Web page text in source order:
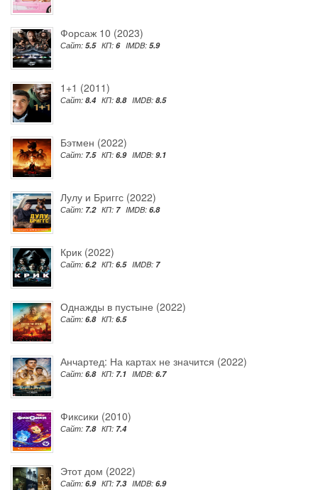
Форсаж 10 (2023)
Сайт: 5.5 КП: 6 IMDB: 5.9
1+1 (2011)
Сайт: 8.4 КП: 8.8 IMDB: 8.5
Бэтмен (2022)
Сайт: 7.5 КП: 6.9 IMDB: 9.1
Лулу и Бриггс (2022)
Сайт: 7.2 КП: 7 IMDB: 6.8
Крик (2022)
Сайт: 6.2 КП: 6.5 IMDB: 7
Однажды в пустыне (2022)
Сайт: 6.8 КП: 6.5
Анчартед: На картах не значится (2022)
Сайт: 6.8 КП: 7.1 IMDB: 6.7
Фиксики (2010)
Сайт: 7.8 КП: 7.4
Этот дом (2022)
Сайт: 6.9 КП: 7.3 IMDB: 6.9